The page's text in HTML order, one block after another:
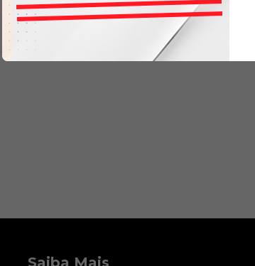
Saiba Mais